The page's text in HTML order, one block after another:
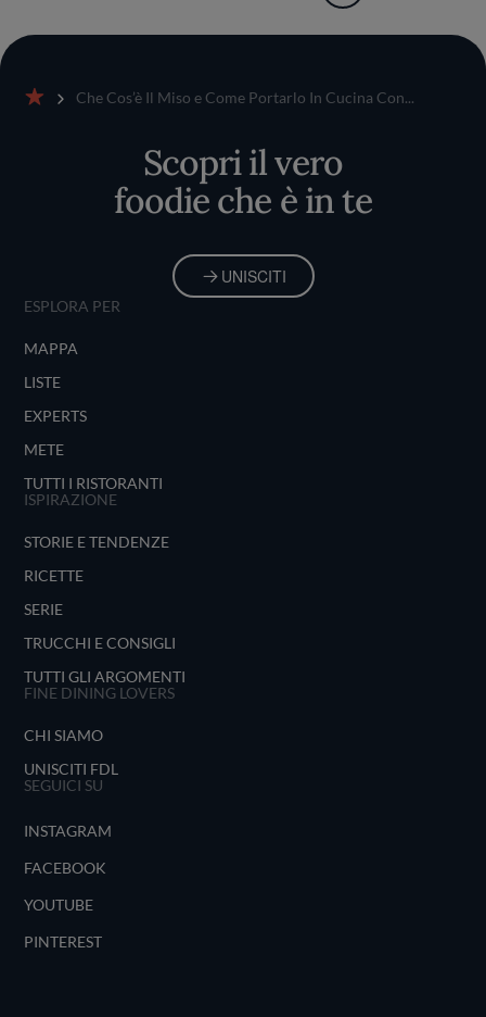
Che Cos’è Il Miso e Come Portarlo In Cucina Con...
Scopri il vero
foodie che è in te
UNISCITI
ESPLORA PER
MAPPA
LISTE
EXPERTS
METE
TUTTI I RISTORANTI
ISPIRAZIONE
STORIE E TENDENZE
RICETTE
SERIE
TRUCCHI E CONSIGLI
TUTTI GLI ARGOMENTI
FINE DINING LOVERS
CHI SIAMO
UNISCITI FDL
SEGUICI SU
INSTAGRAM
FACEBOOK
YOUTUBE
PINTEREST